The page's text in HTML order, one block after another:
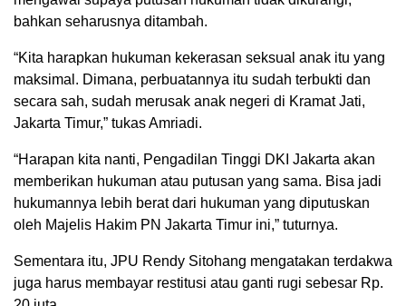
bahkan seharusnya ditambah.
“Kita harapkan hukuman kekerasan seksual anak itu yang
maksimal. Dimana, perbuatannya itu sudah terbukti dan
secara sah, sudah merusak anak negeri di Kramat Jati,
Jakarta Timur,” tukas Amriadi.
“Harapan kita nanti, Pengadilan Tinggi DKI Jakarta akan
memberikan hukuman atau putusan yang sama. Bisa jadi
hukumannya lebih berat dari hukuman yang diputuskan
oleh Majelis Hakim PN Jakarta Timur ini,” tuturnya.
Sementara itu, JPU Rendy Sitohang mengatakan terdakwa
juga harus membayar restitusi atau ganti rugi sebesar Rp.